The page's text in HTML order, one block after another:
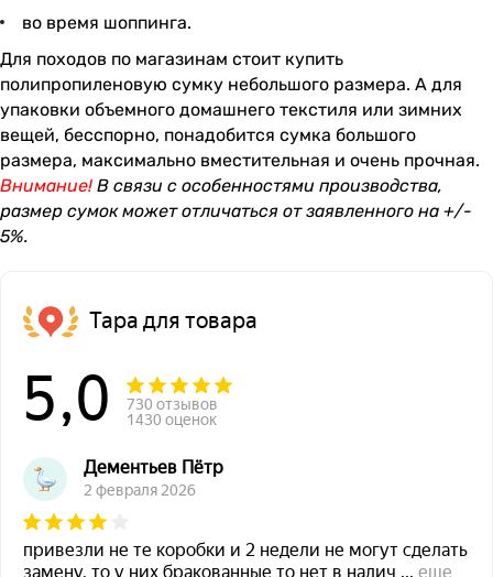
во время шоппинга.
Для походов по магазинам стоит купить
полипропиленовую сумку небольшого размера. А для
упаковки объемного домашнего текстиля или зимних
вещей, бесспорно, понадобится сумка большого
размера, максимально вместительная и очень прочная.
Внимание! В связи с особенностями производства,
размер сумок может отличаться от заявленного на +/-
5%.
Тара для товара
5,0
730 отзывов
1430 оценок
Дементьев Пётр
2 февраля 2026
привезли не те коробки и 2 недели не могут сделать
замену, то у них бракованные то нет в налич ... еще